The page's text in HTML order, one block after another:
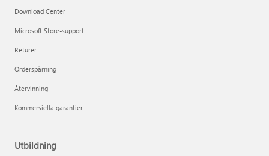
Download Center
Microsoft Store-support
Returer
Orderspårning
Återvinning
Kommersiella garantier
Utbildning